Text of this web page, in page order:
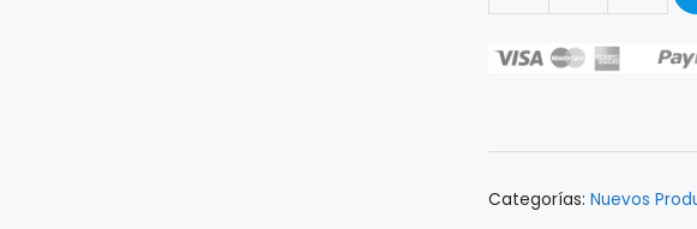
FENDER
0991829002
Categorías: Nuevos